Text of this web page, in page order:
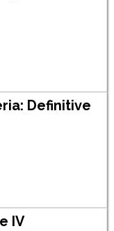
Definitive
IV